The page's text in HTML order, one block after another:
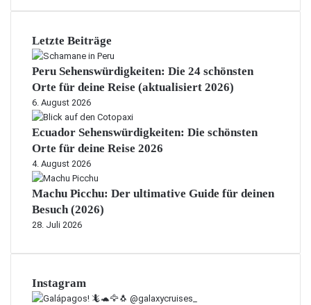
Letzte Beiträge
Peru Sehenswürdigkeiten: Die 24 schönsten
Orte für deine Reise (aktualisiert 2026)
6. August 2026
Ecuador Sehenswürdigkeiten: Die schönsten
Orte für deine Reise 2026
4. August 2026
Machu Picchu: Der ultimative Guide für deinen
Besuch (2026)
28. Juli 2026
Instagram